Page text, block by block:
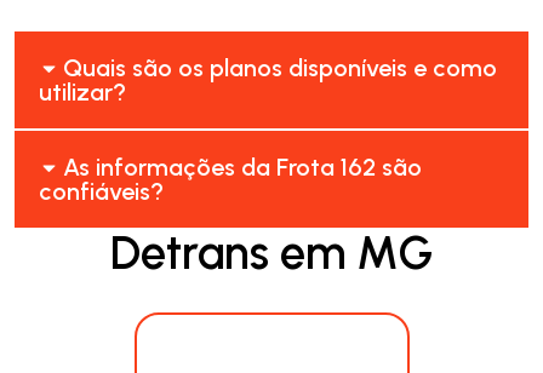
Quais são os planos disponíveis e como
utilizar?
As informações da Frota 162 são
confiáveis?
Detrans em MG